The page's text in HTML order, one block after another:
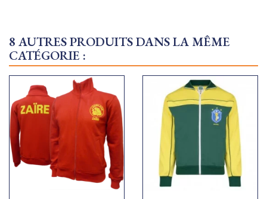
8 AUTRES PRODUITS DANS LA MÊME
CATÉGORIE :